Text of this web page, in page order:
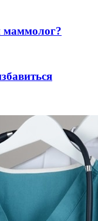
маммолог?